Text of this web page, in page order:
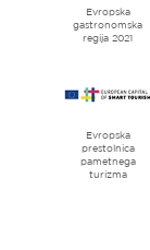
Evropska
gastronomska
regija 2021
Evropska
prestolnica
pametnega
turizma